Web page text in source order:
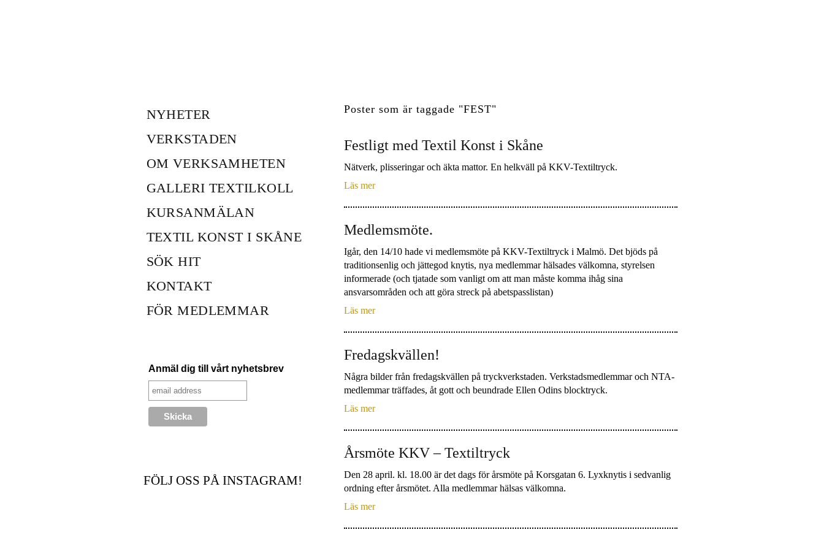
Poster som är taggade "FEST"
Festligt med Textil Konst i Skåne
Nätverk, plisseringar och äkta mattor. En helkväll på KKV-Textiltryck.
Läs mer
Medlemsmöte.
Igår, den 14/10 hade vi medlemsmöte på KKV-Textiltryck i Malmö. Det bjöds på
traditionsenlig och jättegod knytis, nya medlemmar hälsades välkomna, styrelsen
informerade (och tjatade som vanligt om att man måste komma ihåg sina
ansvarsområden och att göra streck på abetspasslistan)
Läs mer
Fredagskvällen!
Några bilder från fredagskvällen på tryckverkstaden. Verkstadsmedlemmar och NTA-
medlemmar träffades, åt gott och beundrade Ellen Odins blocktryck.
Läs mer
Årsmöte KKV – Textiltryck
Den 28 april. kl. 18.00 är det dags för årsmöte på Korsgatan 6. Lyxknytis i sedvanlig
ordning efter årsmötet. Alla medlemmar hälsas välkomna.
Läs mer
NYHETER
VERKSTADEN
OM VERKSAMHETEN
GALLERI TEXTILKOLL
KURSANMÄLAN
TEXTIL KONST I SKÅNE
SÖK HIT
KONTAKT
FÖR MEDLEMMAR
Anmäl dig till vårt nyhetsbrev
FÖLJ OSS PÅ INSTAGRAM!